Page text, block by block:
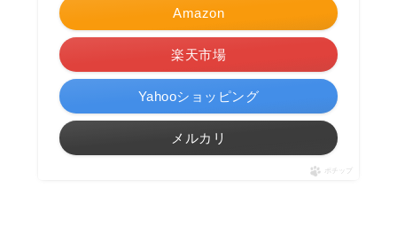
Amazon
楽天市場
Yahooショッピング
メルカリ
ポチップ